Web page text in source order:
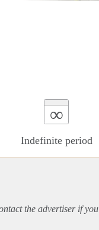
∞
Indefinite period
the advertiser if you